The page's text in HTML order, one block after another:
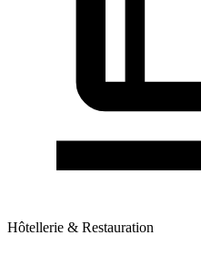
Hôtellerie & Restauration